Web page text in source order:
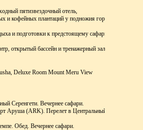
пятизвездочный отель,
и кофейных плантаций у подножия горы
и подготовки к предстоящему сафари
открытый бассейн и тренажерный зал.
Deluxe Room Mount Meru View
Серенгети. Вечернее сафари.
Аруша (ARK). Перелет в Центральный
Обед. Вечернее сафари.